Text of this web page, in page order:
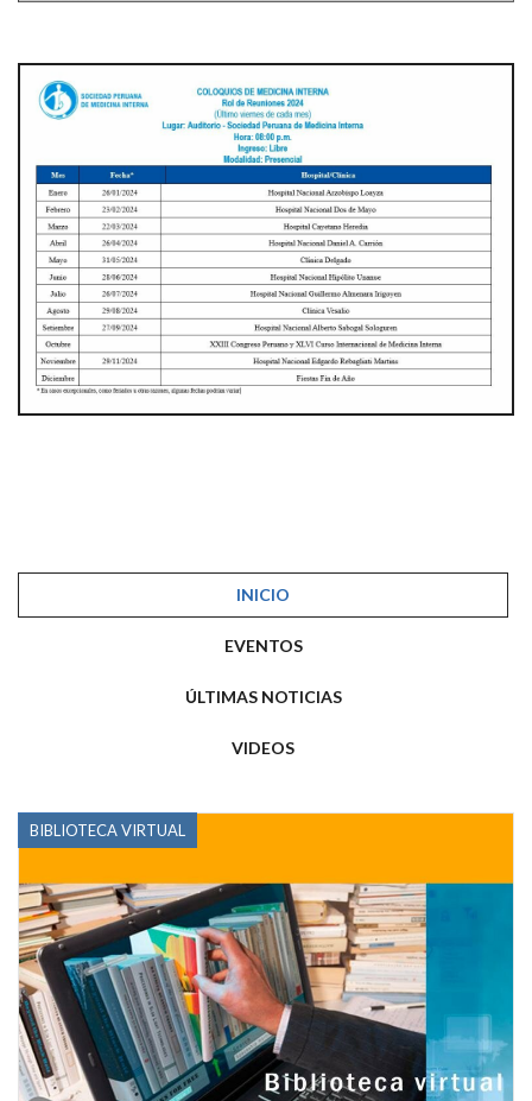
INICIO
EVENTOS
ÚLTIMAS NOTICIAS
VIDEOS
BIBLIOTECA VIRTUAL